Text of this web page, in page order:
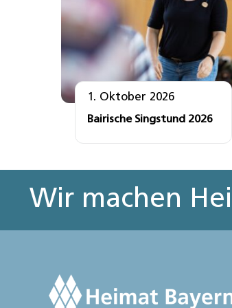
1. Oktober 2026
Bairische Singstund 2026
Wir machen